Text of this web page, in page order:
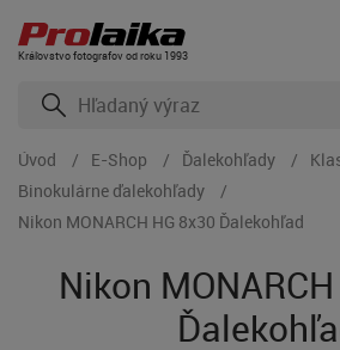
Kráľovstvo fotografov od roku 1993
Úvod E-Shop Ďalekohľady
Binokulárne ďalekohľady
Nikon MONARCH HG 8x30 Ďalekohľad
Nikon